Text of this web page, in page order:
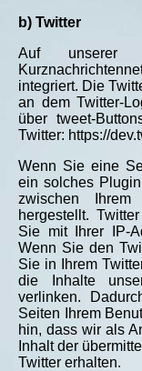
b) Twitter
Auf unserer
integriert. Die
an dem Twitter-
über tweet-
Twitter: https://
Wenn Sie eine
ein solches
zwischen
hergestellt.
Sie mit Ihrer IP-
Wenn Sie den
Sie in Ihrem
die Inhalte
verlinken.
Seiten Ihrem
hin, dass wir als
Inhalt der
Twitter erhalten.